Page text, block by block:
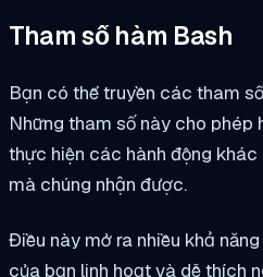
Tham số hàm Bash
Bạn có thể truyền các tham
Những tham số này cho
thực hiện các hành động
mà chúng nhận được.
Điều này mở ra nhiều khả
của bạn linh hoạt và dễ thích